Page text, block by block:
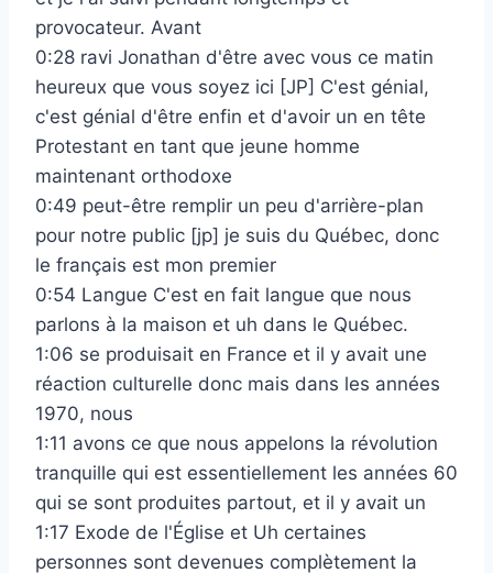
provocateur. Avant
0:28 ravi Jonathan d'être avec vous ce matin
heureux que vous soyez ici [JP] C'est génial,
c'est génial d'être enfin et d'avoir un en tête
Protestant en tant que jeune homme
maintenant orthodoxe
0:49 peut-être remplir un peu d'arrière-plan
pour notre public [jp] je suis du Québec, donc
le français est mon premier
0:54 Langue C'est en fait langue que nous
parlons à la maison et uh dans le Québec.
1:06 se produisait en France et il y avait une
réaction culturelle donc mais dans les années
1970, nous
1:11 avons ce que nous appelons la révolution
tranquille qui est essentiellement les années 60
qui se sont produites partout, et il y avait un
1:17 Exode de l'Église et Uh certaines
personnes sont devenues complètement la